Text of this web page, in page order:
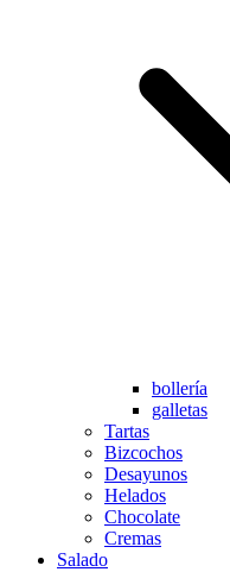
bollería
galletas
Tartas
Bizcochos
Desayunos
Helados
Chocolate
Cremas
Salado